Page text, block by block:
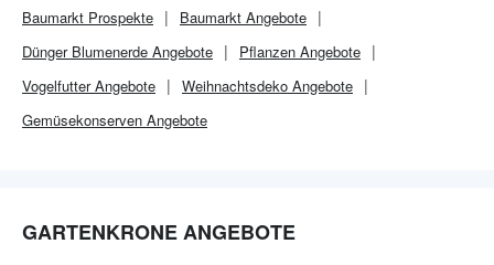
Baumarkt Prospekte Baumarkt Angebote
Dünger Blumenerde Angebote
Pflanzen Angebote
Vogelfutter Angebote
Weihnachtsdeko Angebote
Gemüsekonserven Angebote
GARTENKRONE ANGEBOTE